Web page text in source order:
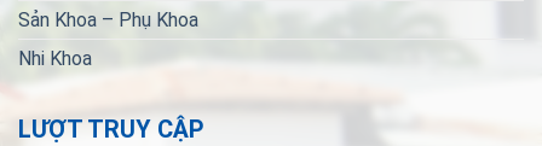
Sản Khoa – Phụ Khoa
Nhi Khoa
LƯỢT TRUY CẬP